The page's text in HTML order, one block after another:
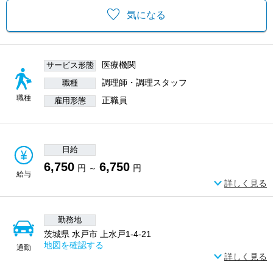
気になる
職種
サービス形態 医療機関
職種 調理師・調理スタッフ
雇用形態 正職員
給与
日給
6,750 円 ～ 6,750 円
詳しく見る
通勤
勤務地
茨城県 水戸市 上水戸1-4-21
地図を確認する
詳しく見る